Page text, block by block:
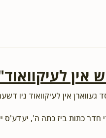
אין
אין לעיקוואוד ניו
חדר כתות ביז כתה ה',